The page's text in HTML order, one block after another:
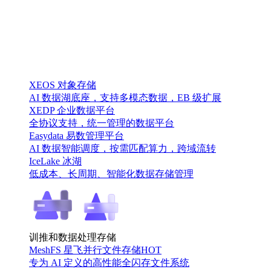
XEOS 对象存储
AI 数据湖底座，支持多模态数据，EB 级扩展
XEDP 企业数据平台
全协议支持，统一管理的数据平台
Easydata 易数管理平台
AI 数据智能调度，按需匹配算力，跨域流转
IceLake 冰湖
低成本、长周期、智能化数据存储管理
训推和数据处理存储
MeshFS 星飞并行文件存储HOT
专为 AI 定义的高性能全闪存文件系统